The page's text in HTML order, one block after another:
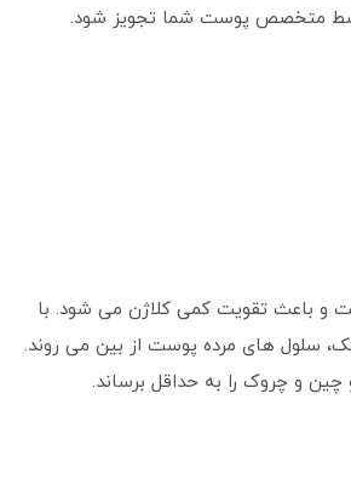
توسط متخصص پوست شما تجویز شود.
و باعث تقویت کمی کلاژن می شود. با
سلول های مرده پوست از بین می روند.
و چروک را به حداقل برساند.